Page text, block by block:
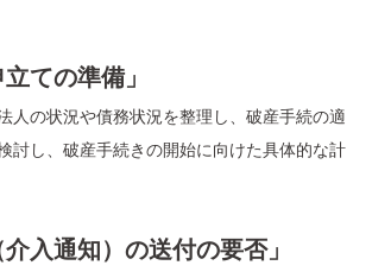
ての準備」
人の状況や債務状況を整理し、破産手続の適
討し、破産手続きの開始に向けた具体的な計
介入通知）の送付の要否」